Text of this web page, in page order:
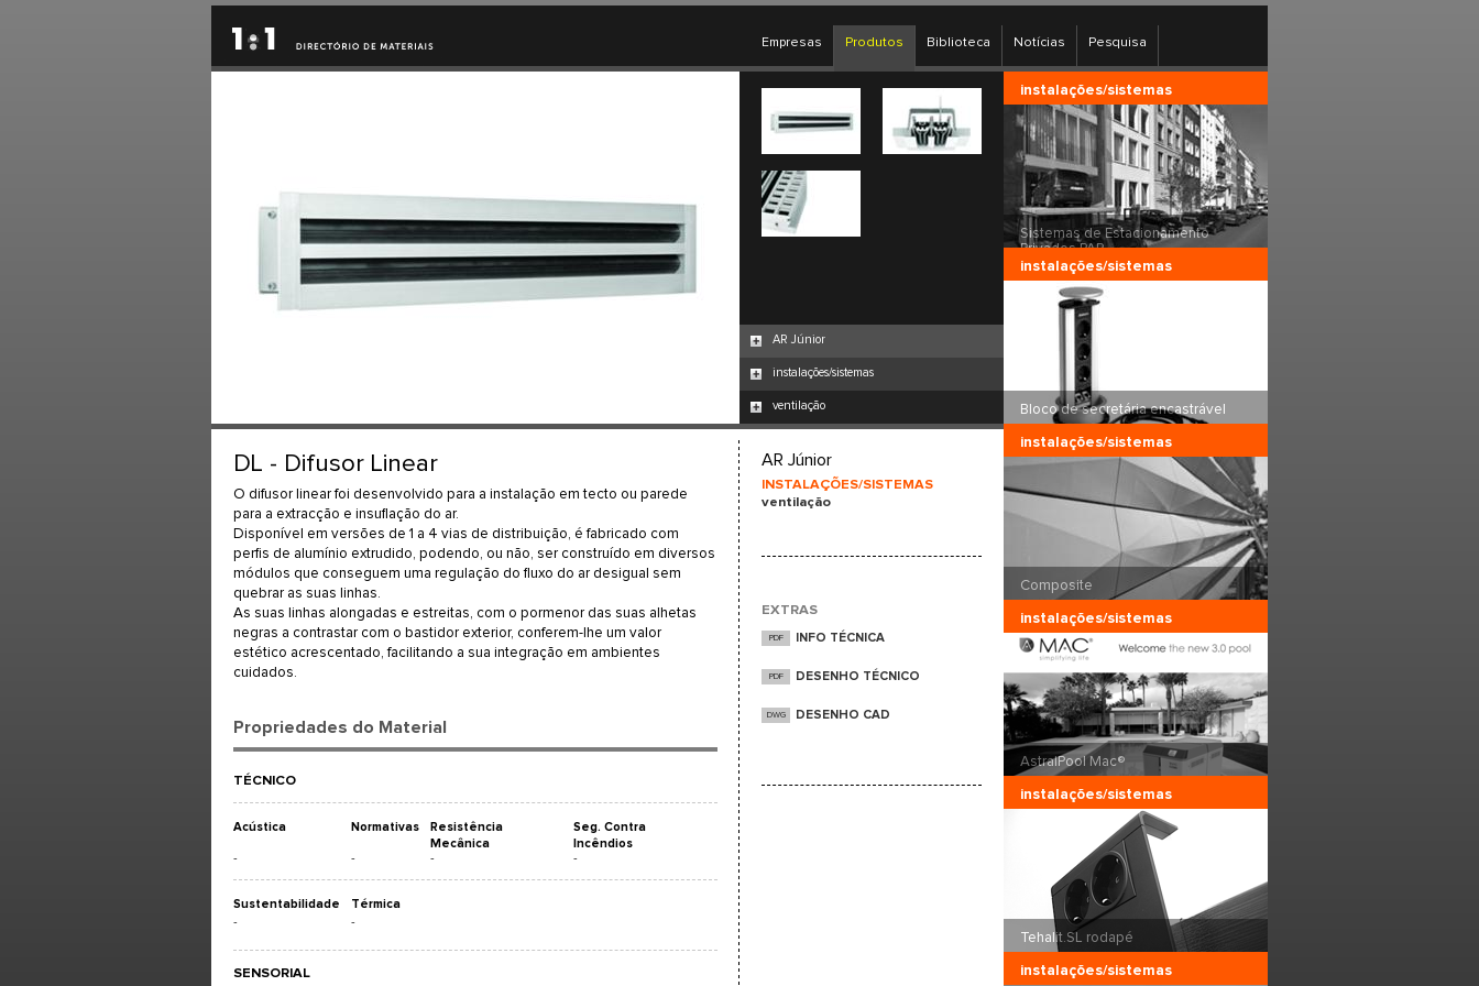
Empresas Produtos Biblioteca Notícias Pesquisa
AR Júnior
instalações/sistemas
ventilação
DL - Difusor Linear
O difusor linear foi desenvolvido para a instalação em tecto ou parede
para a extracção e insuflação do ar.
Disponível em versões de 1 a 4 vias de distribuição, é fabricado com
perfis de alumínio extrudido, podendo, ou não, ser construído em diversos
módulos que conseguem uma regulação do fluxo do ar desigual sem
quebrar as suas linhas.
As suas linhas alongadas e estreitas, com o pormenor das suas alhetas
negras a contrastar com o bastidor exterior, conferem-lhe um valor
estético acrescentado, facilitando a sua integração em ambientes
cuidados.
Propriedades do Material
TÉCNICO
Acústica Normativas
Resistência
Mecânica
Seg. Contra
Incêndios
- - - -
Sustentabilidade Térmica
- -
SENSORIAL
AR Júnior
INSTALAÇÕES/SISTEMAS
ventilação
EXTRAS
PDF INFO TÉCNICA
PDF DESENHO TÉCNICO
DWG DESENHO CAD
instalações/sistemas
Sistemas de Estacionamento
Privados PAR...
instalações/sistemas
Bloco de secretária encastrável
instalações/sistemas
Composite
instalações/sistemas
AstralPool Mac®
instalações/sistemas
Tehalit.SL rodapé
instalações/sistemas